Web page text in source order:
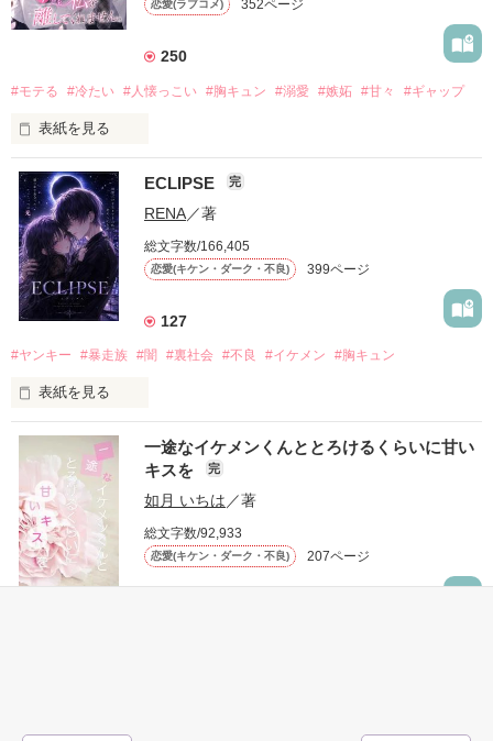
恋愛(ラブコメ) 352ページ
250
#モテる #冷たい #人懐っこい #胸キュン #溺愛 #嫉妬 #甘々 #ギャップ
表紙を見る
「好きだったから、別れを選んだ。」
モテる人を好きになるのが怖かった。
だから私は、中学時代に大好きだった彼を自分から振った。
もう会うことはないと思っていたのに、
高校生になって再会した彼は、隣の学校で”王子様”と呼ばれる
他の女の子には冷たいのに
私にだけ昔と変わらない笑顔を向けてくる。
「澪ちゃん。」
それは止まっていた恋が再び動き始める合図──。
✨.ﾟ･*..☆.｡.:*✨.☆.｡.:. *:ﾟ✨.ﾟ･*..☆.｡.:*✨
基本女子に冷たいのに澪にはわんこ男子になる
ECLIPSE 完
RENA／著
総文字数/166,405
恋愛(キケン・ダーク・不良) 399ページ
127
#ヤンキー #暴走族 #闇 #裏社会 #不良 #イケメン #胸キュン
表紙を見る
表紙画像はAIです
作品を読む
一途なイケメンくんととろけるくらいに甘い
キスを
完
如月 いちは／著
総文字数/92,933
恋愛(キケン・ダーク・不良) 207ページ